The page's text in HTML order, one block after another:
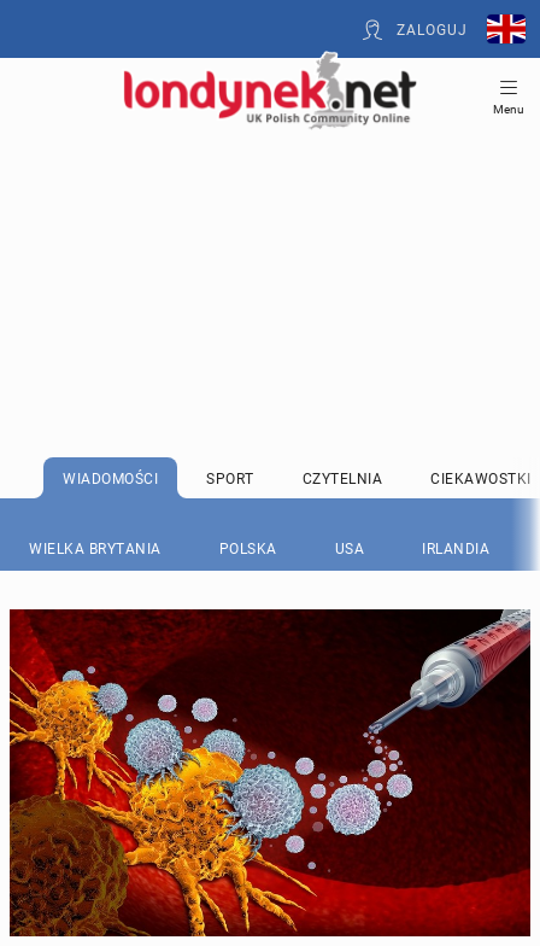
ZALOGUJ
Menu
WIADOMOŚCI SPORT CZYTELNIA CIEKAWOSTKI
WIELKA BRYTANIA POLSKA USA IRLANDIA